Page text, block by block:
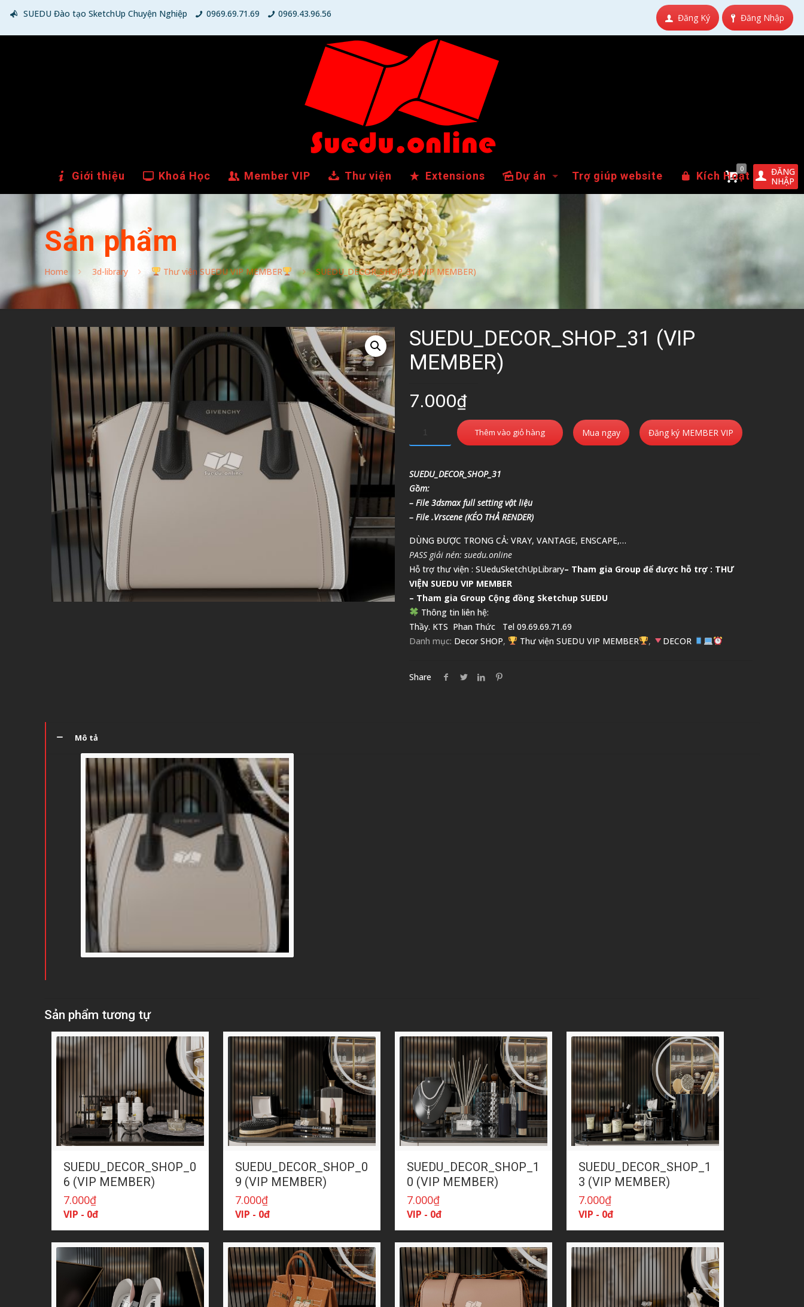
SUEDU Đào tạo SketchUp Chuyện Nghiệp 0969.69.71.69 0969.43.96.56 Đăng Nhập
Đăng Ký
Giới thiệu Khoá Học Member VIP Thư viện Extensions Dự án Trợ giúp website Kích Hoạt
0
ĐĂNG
NHẬP
Sản phẩm
Home 3d-library Thư viện SUEDU VIP MEMBER SUEDU_DECOR_SHOP_31 (VIP MEMBER)
SUEDU_DECOR_SHOP_31 (VIP
MEMBER)
7.000₫
Thêm vào giỏ hàng Mua ngay Đăng ký MEMBER VIP
SUEDU_DECOR_SHOP_31
Gồm:
– File 3dsmax full setting vật liệu
– File .Vrscene (KÉO THẢ RENDER)
DÙNG ĐƯỢC TRONG CẢ: VRAY, VANTAGE, ENSCAPE,…
PASS giải nén: suedu.online
Hỗ trợ thư viện : SUeduSketchUpLibrary– Tham gia Group để được hỗ trợ : THƯ
VIỆN SUEDU VIP MEMBER
– Tham gia Group Cộng đồng Sketchup SUEDU
Thông tin liên hệ:
Thầy. KTS Phan ThứcTel 09.69.69.71.69
Danh mục: Decor SHOP, Thư viện SUEDU VIP MEMBER , DECOR
Share
Mô tả
Sản phẩm tương tự
SUEDU_DECOR_SHOP_0
6 (VIP MEMBER)
7.000₫
VIP - 0đ
SUEDU_DECOR_SHOP_0
9 (VIP MEMBER)
7.000₫
VIP - 0đ
SUEDU_DECOR_SHOP_1
0 (VIP MEMBER)
7.000₫
VIP - 0đ
SUEDU_DECOR_SHOP_1
3 (VIP MEMBER)
7.000₫
VIP - 0đ